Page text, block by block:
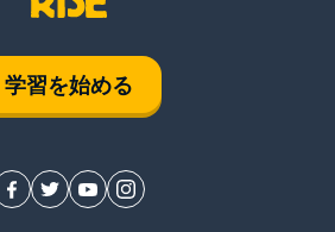
学習を始める